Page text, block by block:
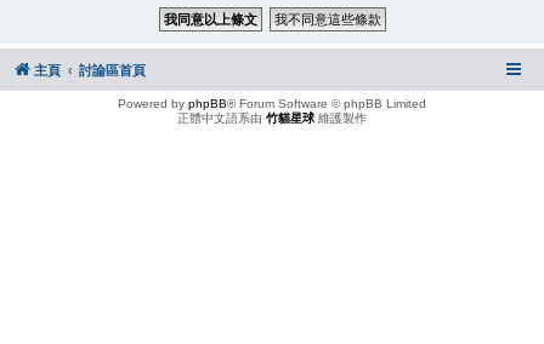
主頁 討論區首頁
Powered by phpBB® Forum Software © phpBB Limited
正體中文語系由 竹貓星球 維護製作